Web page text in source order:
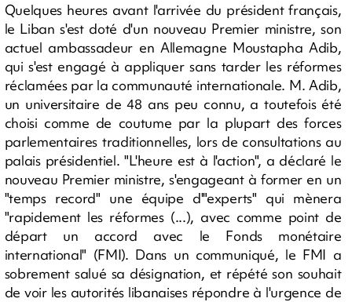
Quelques heures avant l'arrivée du président français,
le Liban s'est doté d'un nouveau Premier ministre, son
actuel ambassadeur en Allemagne Moustapha Adib,
qui s'est engagé à appliquer sans tarder les réformes
réclamées par la communauté internationale. M. Adib,
un universitaire de 48 ans peu connu, a toutefois été
choisi comme de coutume par la plupart des forces
parlementaires traditionnelles, lors de consultations au
palais présidentiel. "L'heure est à l'action", a déclaré le
nouveau Premier ministre, s'engageant à former en un
"temps record" une équipe d'"experts" qui mènera
"rapidement les réformes (...), avec comme point de
départ un accord avec le Fonds monétaire
international" (FMI). Dans un communiqué, le FMI a
sobrement salué sa désignation, et répété son souhait
de voir les autorités libanaises répondre à l'urgence de